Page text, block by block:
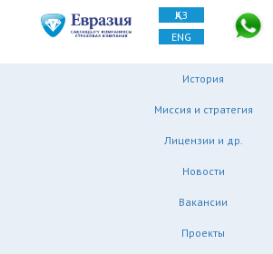
ҚАЗ
ENG
История
Миссия и стратегия
Лицензии и др.
Новости
Вакансии
Проекты